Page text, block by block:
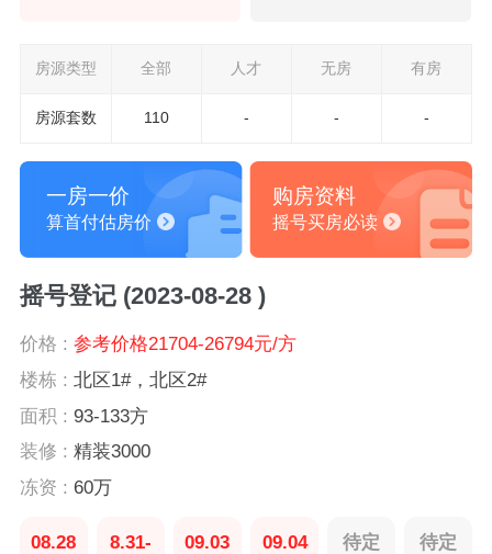
房源类型 全部 人才 无房 有房
房源套数 110 - - -
一房一价
算首付估房价
购房资料
摇号买房必读
摇号登记 (2023-08-28 )
价格 : 参考价格21704-26794元/方
楼栋 : 北区1#，北区2#
面积 : 93-133方
装修 : 精装3000
冻资 : 60万
08.28
8.31-
09.03 09.04 待定 待定